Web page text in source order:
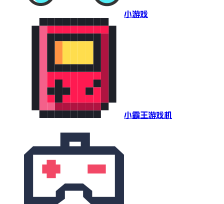
小游戏
小霸王游戏机